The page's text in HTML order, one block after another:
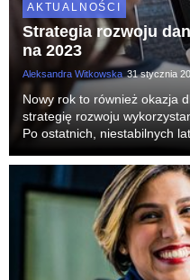
AKTUALNOŚCI
Strategia rozwoju
na 2023
Aleksandra Witkowska 31 stycznia
Nowy rok to również okazja
strategię rozwoju
Po ostatnich, niestabilnych
gdzie organizacja może